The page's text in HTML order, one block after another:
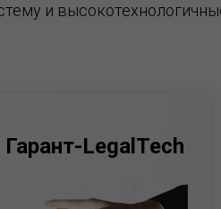
и
Гарант-LegalTech